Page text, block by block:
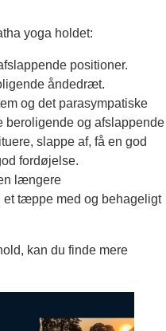
yoga holdet:
positioner.
åndedræt.
og det parasympatiske
beroligende og afslappende
slappe af, få en god
fordøjelse.
længere
tæppe med og behageligt
kan du finde mere